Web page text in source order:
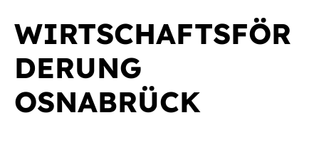
WIRTSCHAFTSFÖR
DERUNG
OSNABRÜCK